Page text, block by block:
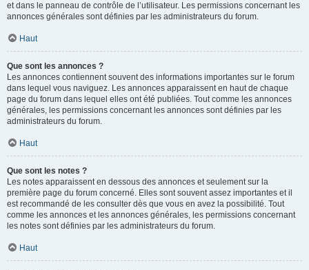
et dans le panneau de contrôle de l’utilisateur. Les permissions concernant les
annonces générales sont définies par les administrateurs du forum.
Haut
Que sont les annonces ?
Les annonces contiennent souvent des informations importantes sur le forum
dans lequel vous naviguez. Les annonces apparaissent en haut de chaque
page du forum dans lequel elles ont été publiées. Tout comme les annonces
générales, les permissions concernant les annonces sont définies par les
administrateurs du forum.
Haut
Que sont les notes ?
Les notes apparaissent en dessous des annonces et seulement sur la
première page du forum concerné. Elles sont souvent assez importantes et il
est recommandé de les consulter dès que vous en avez la possibilité. Tout
comme les annonces et les annonces générales, les permissions concernant
les notes sont définies par les administrateurs du forum.
Haut